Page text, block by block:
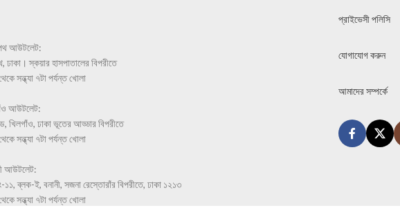
আউটলেট:
ঢাকা। স্কয়ার হাসপাতালের বিপরীতে
সন্ধ্যা ৭টা পর্যন্ত খোলা
আউটলেট:
খিলগাঁও, ঢাকা ভূতের আড্ডার বিপরীতে
সন্ধ্যা ৭টা পর্যন্ত খোলা
আউটলেট:
ব্লক-ই, বনানী, সজনা রেস্তোরাঁর বিপরীতে, ঢাকা ১২১৩
সন্ধ্যা ৭টা পর্যন্ত খোলা
প্রাইভেসী পলিসি
যোগাযোগ করুন
আমাদের সম্পর্কে